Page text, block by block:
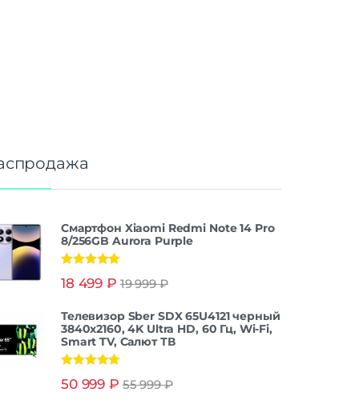
Смартфон Xiaomi Redmi Note 14 Pro
8/256GB Aurora Purple
из 5
18 499 ₽ 19 999₽
Телевизор Sber SDX 65U4121 черный
3840x2160, 4K Ultra HD, 60 Гц, Wi-Fi,
Smart TV, Салют ТВ
из 5
50 999 ₽ 55 999₽